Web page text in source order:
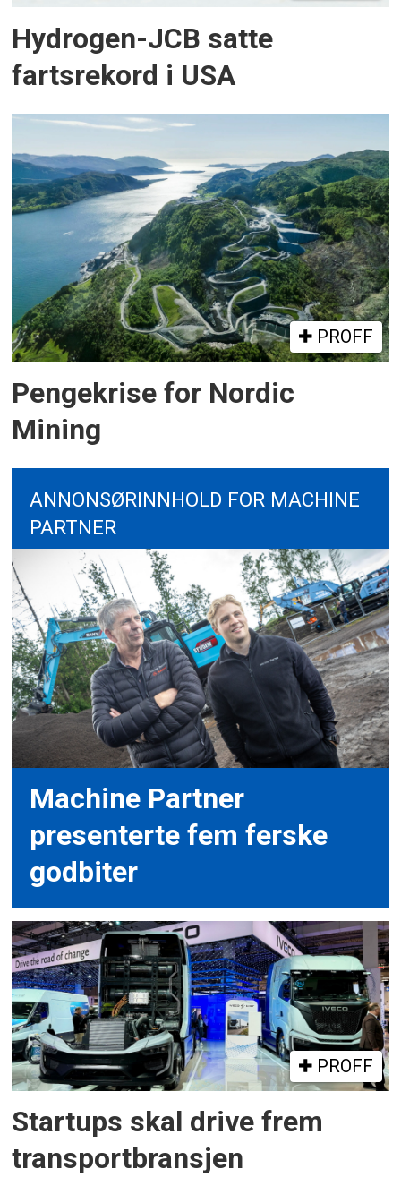
Hydrogen-JCB satte
fartsrekord i USA
PROFF
Pengekrise for Nordic
Mining
ANNONSØRINNHOLD FOR MACHINE
PARTNER
Machine Partner
presenterte fem ferske
godbiter
PROFF
Startups skal drive frem
transportbransjen